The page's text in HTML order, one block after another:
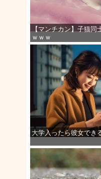
【マンチカン】子猫
ｗｗｗ
大学入ったら彼女でき